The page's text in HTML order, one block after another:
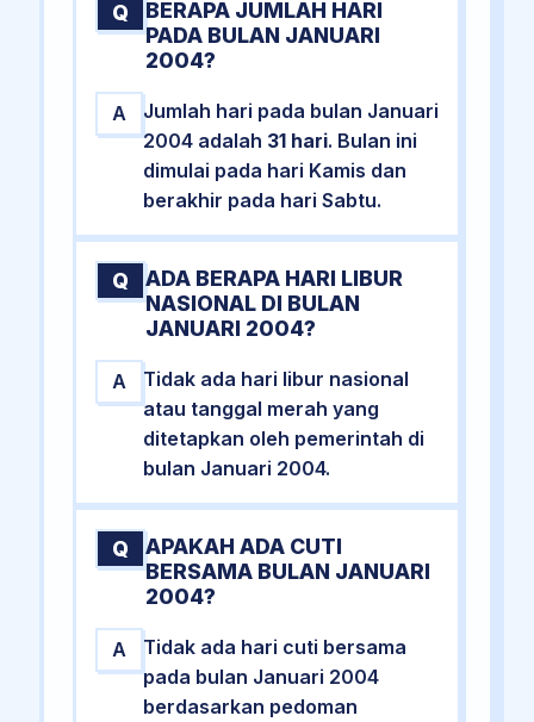
Q
BERAPA JUMLAH HARI
PADA BULAN JANUARI
2004?
A
Jumlah hari pada bulan Januari
2004 adalah 31 hari. Bulan ini
dimulai pada hari Kamis dan
berakhir pada hari Sabtu.
Q
ADA BERAPA HARI LIBUR
NASIONAL DI BULAN
JANUARI 2004?
A
Tidak ada hari libur nasional
atau tanggal merah yang
ditetapkan oleh pemerintah di
bulan Januari 2004.
Q
APAKAH ADA CUTI
BERSAMA BULAN JANUARI
2004?
A
Tidak ada hari cuti bersama
pada bulan Januari 2004
berdasarkan pedoman